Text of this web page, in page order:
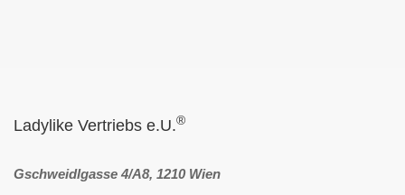
Ladylike Vertriebs e.U.®
Gschweidlgasse 4/A8, 1210 Wien